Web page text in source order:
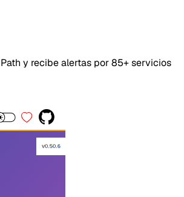
y recibe alertas por 85+ servicios